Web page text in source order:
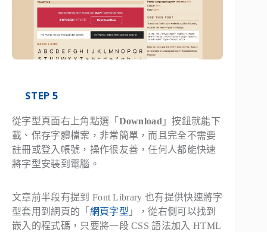
STEP 5
從字型頁面右上角點選「 Download 」按鈕就能下
載、保存字體檔案，非常簡單，而且完全不需要
註冊或登入帳號，操作很友善，任何人都能快速
將字型安裝到電腦。
文章前半段有提到 Font Library 也有提供快速將字
型套用到網頁的「 網頁字型 」，從右側可以找到
嵌入的程式碼，只要將一段 CSS 語法加入 HTML